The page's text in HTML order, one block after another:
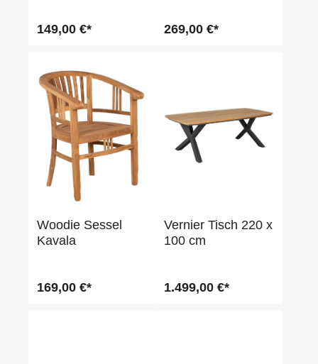
149,00 €* 269,00 €*
Woodie Sessel
Kavala
169,00 €*
Vernier Tisch 220 x
100 cm
1.499,00 €*